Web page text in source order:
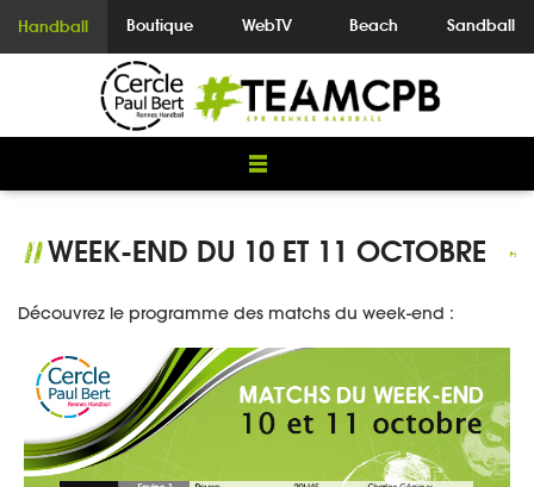
Handball Boutique WebTV Beach Sandball
//WEEK-END DU 10 ET 11 OCTOBRE
Découvrez le programme des matchs du week-end :